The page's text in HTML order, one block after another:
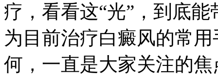
疗，看看这“光”，到底
为目前治疗白癜风的常
何，一直是大家关注的